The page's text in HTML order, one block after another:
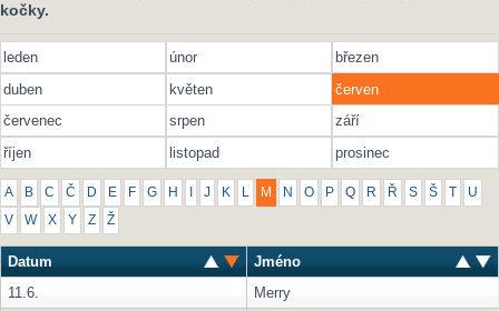
kočky.
leden únor
březen
duben
květen
červen
červenec
srpen
září
říjen
listopad prosinec
A B C Č D E F G H J K L M N O P Q R Ř S Š U
V W X Y Z Ž
Datum
Jméno
11.6.
Merry